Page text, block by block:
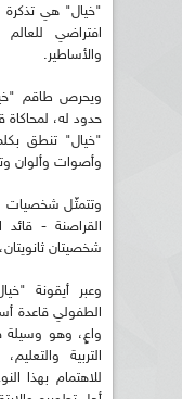
"خيال" هي تذكرة
افتراضي
والأساطير.
ويحرص طاقم
حدود له،
"خيال" تنطق
وأصوات وألوان
وتتمثّل شخصيات
القراصنة -
شخصيتان
وعبر أيقونة
الطفولي قاعدة
واعٍ، وهو وسيلة
التربية
للاهتمام بهذا